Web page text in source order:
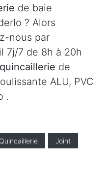
de baie
? Alors
nous par
7j/7 de 8h à 20h
quincaillerie de
ALU, PVC
.
Quincaillerie Joint